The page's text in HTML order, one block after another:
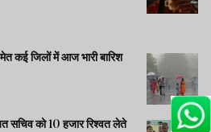
कई जिलों में आज भारी बारिश